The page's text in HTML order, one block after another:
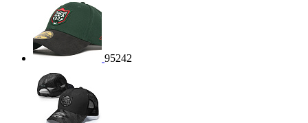
95242